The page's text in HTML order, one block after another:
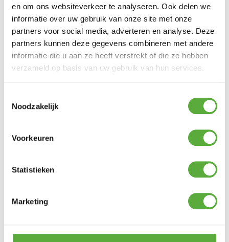
en om ons websiteverkeer te analyseren. Ook delen we
informatie over uw gebruik van onze site met onze
partners voor social media, adverteren en analyse. Deze
partners kunnen deze gegevens combineren met andere
informatie die u aan ze heeft verstrekt of die ze hebben
verzameld op basis van uw gebruik van hun services.
Noodzakelijk
Voorkeuren
Statistieken
Marketing